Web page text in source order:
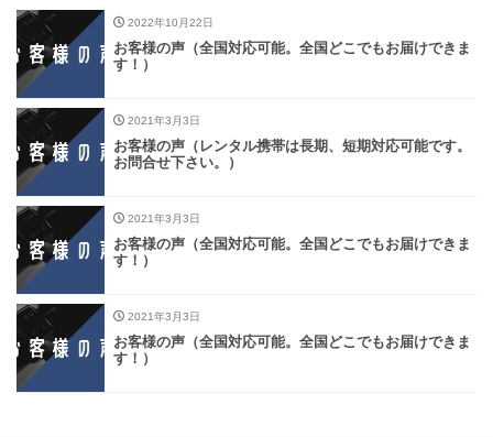
2022年10月22日
お客様の声（全国対応可能。全国どこでもお届けできま
す！）
2021年3月3日
お客様の声（レンタル携帯は長期、短期対応可能です。
お問合せ下さい。）
2021年3月3日
お客様の声（全国対応可能。全国どこでもお届けできま
す！）
2021年3月3日
お客様の声（全国対応可能。全国どこでもお届けできま
す！）